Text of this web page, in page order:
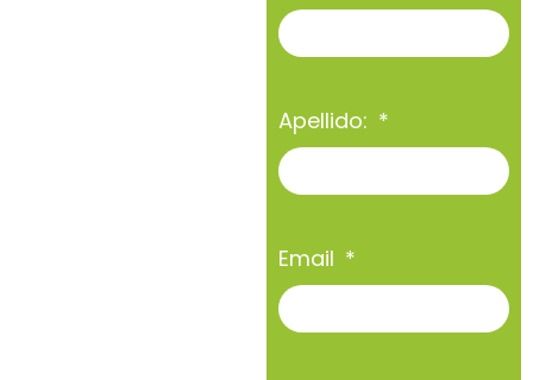
Apellido:
Email